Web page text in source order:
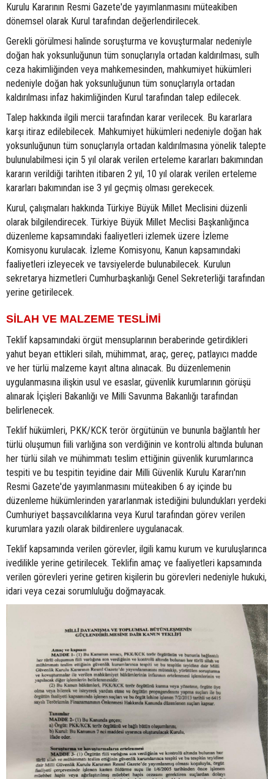
Kurulu Kararının Resmi Gazete'de yayımlanmasını müteakiben
dönemsel olarak Kurul tarafından değerlendirilecek.
Gerekli görülmesi halinde soruşturma ve kovuşturmalar nedeniyle
doğan hak yoksunluğunun tüm sonuçlarıyla ortadan kaldırılması, sulh
ceza hakimliğinden veya mahkemesinden, mahkumiyet hükümleri
nedeniyle doğan hak yoksunluğunun tüm sonuçlarıyla ortadan
kaldırılması infaz hakimliğinden Kurul tarafından talep edilecek.
Talep hakkında ilgili mercii tarafından karar verilecek. Bu kararlara
karşı itiraz edilebilecek. Mahkumiyet hükümleri nedeniyle doğan hak
yoksunluğunun tüm sonuçlarıyla ortadan kaldırılmasına yönelik talepte
bulunulabilmesi için 5 yıl olarak verilen erteleme kararları bakımından
kararın verildiği tarihten itibaren 2 yıl, 10 yıl olarak verilen erteleme
kararları bakımından ise 3 yıl geçmiş olması gerekecek.
Kurul, çalışmaları hakkında Türkiye Büyük Millet Meclisini düzenli
olarak bilgilendirecek. Türkiye Büyük Millet Meclisi Başkanlığınca
düzenleme kapsamındaki faaliyetleri izlemek üzere İzleme
Komisyonu kurulacak. İzleme Komisyonu, Kanun kapsamındaki
faaliyetleri izleyecek ve tavsiyelerde bulunabilecek. Kurulun
sekretarya hizmetleri Cumhurbaşkanlığı Genel Sekreterliği tarafından
yerine getirilecek.
SİLAH VE MALZEME TESLİMİ
Teklif kapsamındaki örgüt mensuplarının beraberinde getirdikleri
yahut beyan ettikleri silah, mühimmat, araç, gereç, patlayıcı madde
ve her türlü malzeme kayıt altına alınacak. Bu düzenlemenin
uygulanmasına ilişkin usul ve esaslar, güvenlik kurumlarının görüşü
alınarak İçişleri Bakanlığı ve Milli Savunma Bakanlığı tarafından
belirlenecek.
Teklif hükümleri, PKK/KCK terör örgütünün ve bununla bağlantılı her
türlü oluşumun fiili varlığına son verdiğinin ve kontrolü altında bulunan
her türlü silah ve mühimmatı teslim ettiğinin güvenlik kurumlarınca
tespiti ve bu tespitin teyidine dair Milli Güvenlik Kurulu Kararı'nın
Resmi Gazete'de yayımlanmasını müteakiben 6 ay içinde bu
düzenleme hükümlerinden yararlanmak istediğini bulundukları yerdeki
Cumhuriyet başsavcılıklarına veya Kurul tarafından görev verilen
kurumlara yazılı olarak bildirenlere uygulanacak.
Teklif kapsamında verilen görevler, ilgili kamu kurum ve kuruluşlarınca
ivedilikle yerine getirilecek. Teklifin amaç ve faaliyetleri kapsamında
verilen görevleri yerine getiren kişilerin bu görevleri nedeniyle hukuki,
idari veya cezai sorumluluğu doğmayacak.